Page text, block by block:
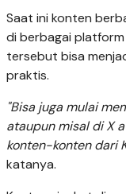
Saat ini konten
di berbagai platform
tersebut bisa
praktis.
"Bisa juga mulai
ataupun misal di X
konten-konten dari
katanya.